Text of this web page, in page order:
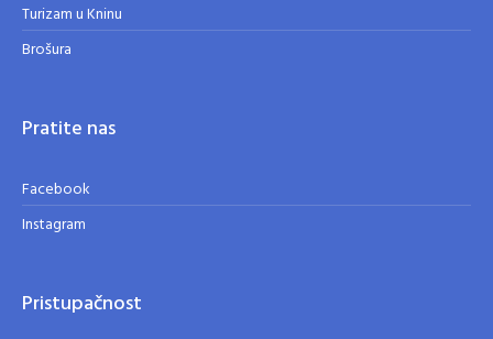
Turizam u Kninu
Brošura
Pratite nas
Facebook
Instagram
Pristupačnost